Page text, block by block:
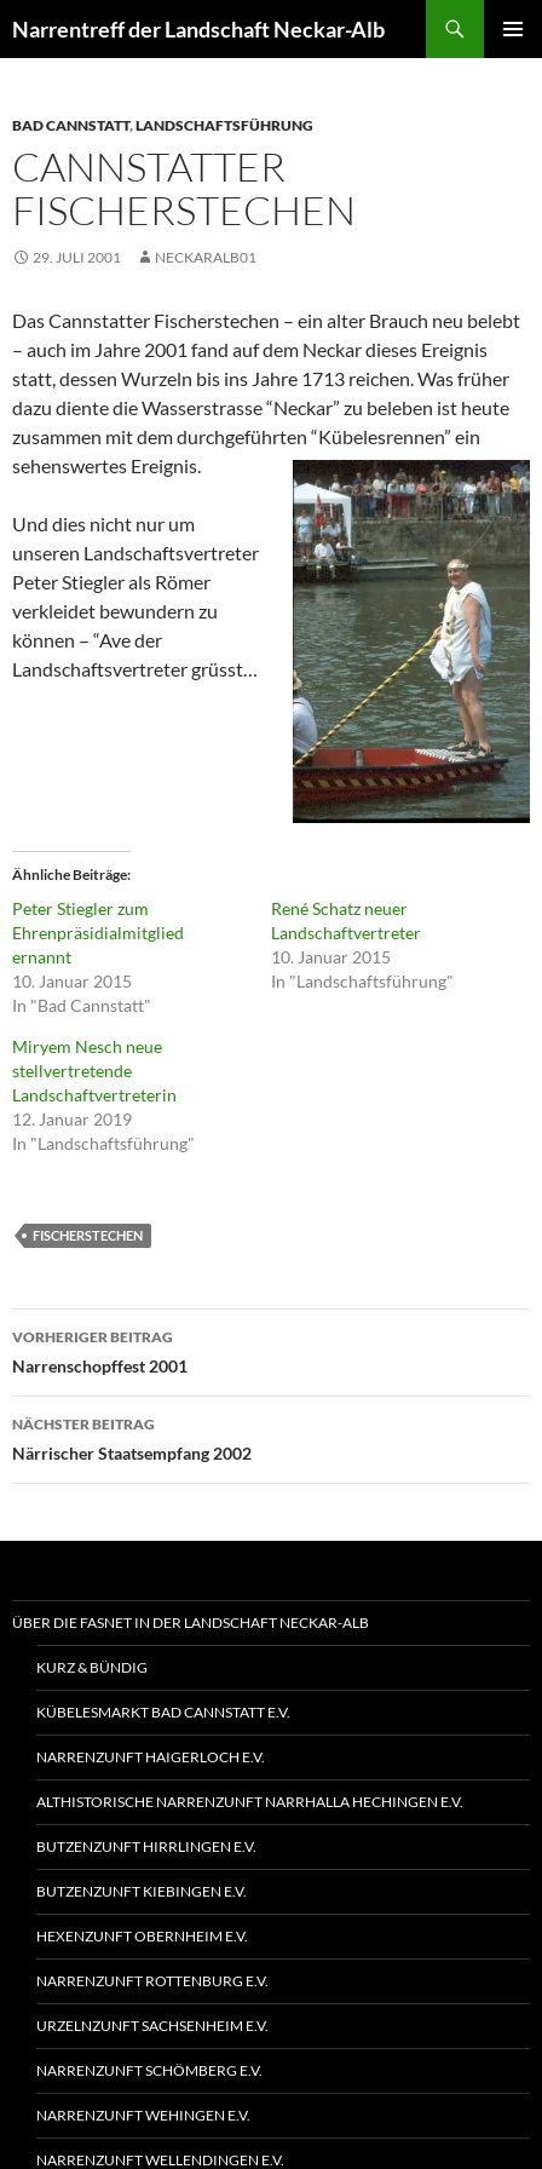
Inhalt
Narrentreff der Landschaft Neckar-Alb
BAD CANNSTATT,LANDSCHAFTSFÜHRUNG
CANNSTATTER
FISCHERSTECHEN
29. JULI 2001 NECKARALB01
Das Cannstatter Fischerstechen – ein alter Brauch neu belebt
– auch im Jahre 2001 fand auf dem Neckar dieses Ereignis
statt, dessen Wurzeln bis ins Jahre 1713 reichen. Was früher
dazu diente die Wasserstrasse “Neckar” zu beleben ist heute
zusammen mit dem durchgeführten “Kübelesrennen” ein
sehenswertes Ereignis.
Und dies nicht nur um
unseren Landschaftsvertreter
Peter Stiegler als Römer
verkleidet bewundern zu
können – “Ave der
Landschaftsvertreter grüsst…
Ähnliche Beiträge
Peter Stiegler zum
Ehrenpräsidialmitglied
ernannt
10. Januar 2015
In "Bad Cannstatt"
René Schatz neuer
Landschaftvertreter
10. Januar 2015
In "Landschaftsführung"
Miryem Nesch neue
stellvertretende
Landschaftvertreterin
12. Januar 2019
In "Landschaftsführung"
FISCHERSTECHEN
Beitragsnavigation
VORHERIGER BEITRAG
Narrenschopffest 2001
NÄCHSTER BEITRAG
Närrischer Staatsempfang 2002
ÜBER DIE FASNET IN DER LANDSCHAFT NECKAR-ALB
KURZ & BÜNDIG
KÜBELESMARKT BAD CANNSTATT E.V.
NARRENZUNFT HAIGERLOCH E.V.
ALTHISTORISCHE NARRENZUNFT NARRHALLA HECHINGEN E.V.
BUTZENZUNFT HIRRLINGEN E.V.
BUTZENZUNFT KIEBINGEN E.V.
HEXENZUNFT OBERNHEIM E.V.
NARRENZUNFT ROTTENBURG E.V.
URZELNZUNFT SACHSENHEIM E.V.
NARRENZUNFT SCHÖMBERG E.V.
NARRENZUNFT WEHINGEN E.V.
NARRENZUNFT WELLENDINGEN E.V.